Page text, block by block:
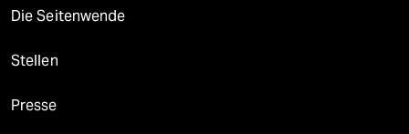
Die Seitenwende
Stellen
Presse